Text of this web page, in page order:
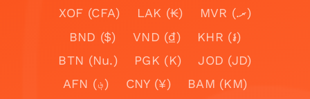
XOF (CFA)
LAK (₭)
MVR (.ރ)
BND ($)
VND (₫)
KHR (៛)
BTN (Nu.)
PGK (K)
JOD (JD)
AFN (؋)
CNY (¥)
BAM (KM)